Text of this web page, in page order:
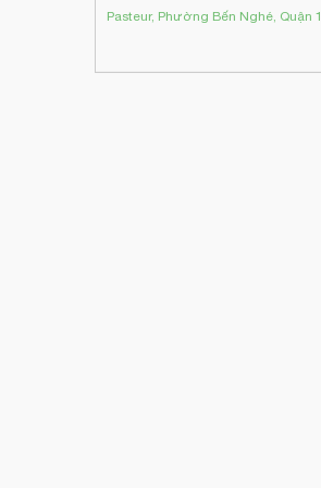
Pasteur, Phường Bến Nghé, Quận 1